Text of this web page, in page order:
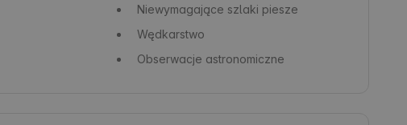
Niewymagające szlaki piesze
Wędkarstwo
Obserwacje astronomiczne